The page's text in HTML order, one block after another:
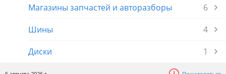
Магазины запчастей и авторазборы
6
Шины
4
Диски
1